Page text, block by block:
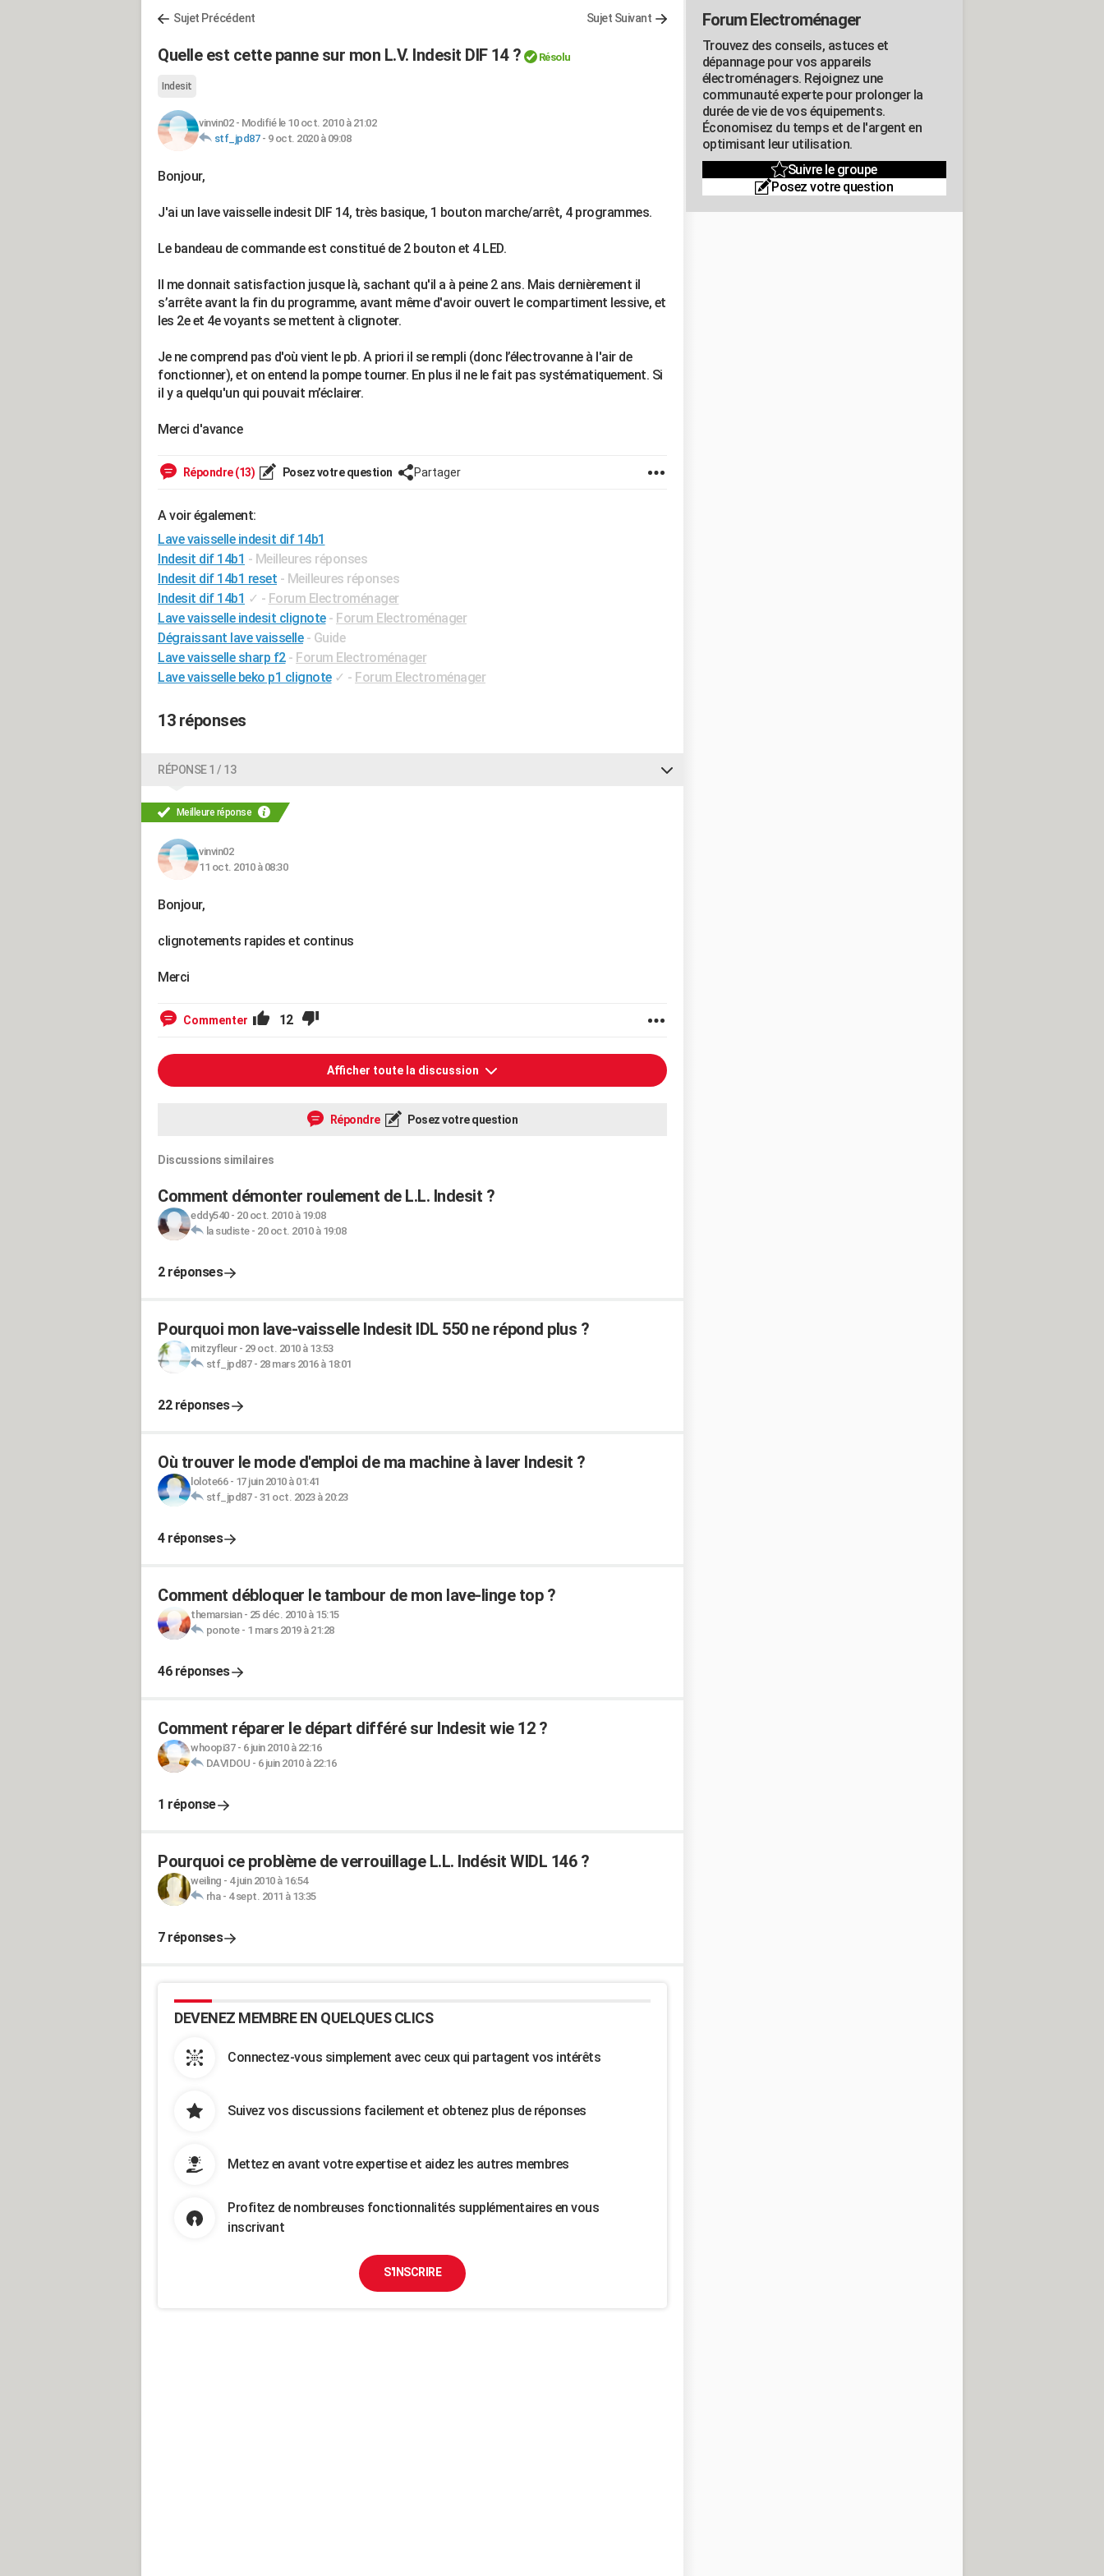
Sujet Précédent Sujet Suivant
Quelle est cette panne sur mon L.V. Indesit DIF 14 ? Résolu
Indesit
vinvin02- Modifié le 10 oct. 2010 à 21:02
stf_jpd87- 9 oct. 2020 à 09:08
Bonjour,
J'ai un lave vaisselle indesit DIF 14, très basique, 1 bouton marche/arrêt, 4 programmes.
Le bandeau de commande est constitué de 2 bouton et 4 LED.
Il me donnait satisfaction jusque là, sachant qu'il a à peine 2 ans. Mais dernièrement il
s’arrête avant la fin du programme, avant même d'avoir ouvert le compartiment lessive, et
les 2e et 4e voyants se mettent à clignoter.
Je ne comprend pas d'où vient le pb. A priori il se rempli (donc l’électrovanne à l'air de
fonctionner), et on entend la pompe tourner. En plus il ne le fait pas systématiquement. Si
il y a quelqu'un qui pouvait m’éclairer.
Merci d'avance
Répondre (13) Posez votre question Partager
A voir également:
Lave vaisselle indesit dif 14b1
Indesit dif 14b1 - Meilleures réponses
Indesit dif 14b1 reset - Meilleures réponses
Indesit dif 14b1 ✓ - Forum Electroménager
Lave vaisselle indesit clignote - Forum Electroménager
Dégraissant lave vaisselle - Guide
Lave vaisselle sharp f2 - Forum Electroménager
Lave vaisselle beko p1 clignote ✓ - Forum Electroménager
13 réponses
RÉPONSE 1 / 13
Meilleure réponse
vinvin02
11 oct. 2010 à 08:30
Bonjour,
clignotements rapides et continus
Merci
Commenter 12
Afficher toute la discussion
Répondre Posez votre question
Discussions similaires
Comment démonter roulement de L.L. Indesit ?
eddy540- 20 oct. 2010 à 19:08
la sudiste- 20 oct. 2010 à 19:08
2 réponses
Pourquoi mon lave-vaisselle Indesit IDL 550 ne répond plus ?
mitzyfleur- 29 oct. 2010 à 13:53
stf_jpd87- 28 mars 2016 à 18:01
22 réponses
Où trouver le mode d'emploi de ma machine à laver Indesit ?
lolote66- 17 juin 2010 à 01:41
stf_jpd87- 31 oct. 2023 à 20:23
4 réponses
Comment débloquer le tambour de mon lave-linge top ?
themarsian- 25 déc. 2010 à 15:15
ponote- 1 mars 2019 à 21:28
46 réponses
Comment réparer le départ différé sur Indesit wie 12 ?
whoopi37- 6 juin 2010 à 22:16
DAVIDOU - 6 juin 2010 à 22:16
1 réponse
Pourquoi ce problème de verrouillage L.L. Indésit WIDL 146 ?
weiling - 4 juin 2010 à 16:54
rha- 4 sept. 2011 à 13:35
7 réponses
DEVENEZ MEMBRE EN QUELQUES CLICS
Connectez-vous simplement avec ceux qui partagent vos intérêts
Suivez vos discussions facilement et obtenez plus de réponses
Mettez en avant votre expertise et aidez les autres membres
Profitez de nombreuses fonctionnalités supplémentaires en vous
inscrivant
S'INSCRIRE
Forum Electroménager
Trouvez des conseils, astuces et
dépannage pour vos appareils
électroménagers. Rejoignez une
communauté experte pour prolonger la
durée de vie de vos équipements.
Économisez du temps et de l'argent en
optimisant leur utilisation.
Suivre le groupe
Posez votre question